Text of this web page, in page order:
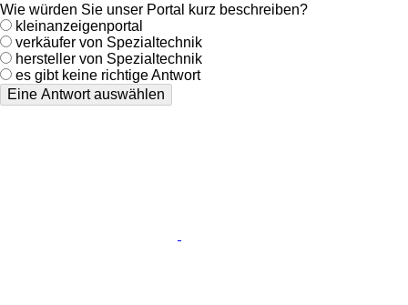
Wie würden Sie unser Portal kurz beschreiben?
kleinanzeigenportal
verkäufer von Spezialtechnik
hersteller von Spezialtechnik
es gibt keine richtige Antwort
Eine Antwort auswählen